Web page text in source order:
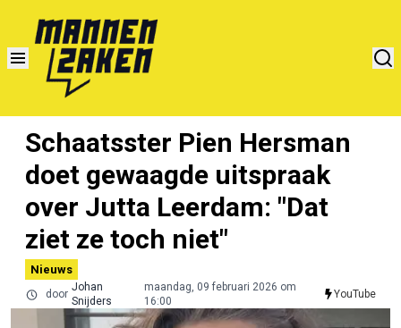
Schaatsster Pien Hersman
doet gewaagde uitspraak
over Jutta Leerdam: "Dat
ziet ze toch niet"
Nieuws
door
Johan
Snijders
maandag, 09 februari 2026 om
16:00
YouTube